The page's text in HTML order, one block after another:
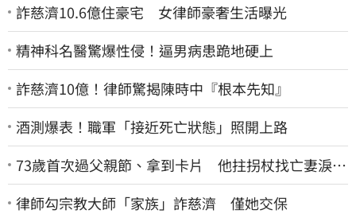
詐慈濟10.6億住豪宅 女律師豪奢生活曝光
精神科名醫驚爆性侵！逼男病患跪地硬上
詐慈濟10億！律師驚揭陳時中『根本先知』
酒測爆表！職軍「接近死亡狀態」照開上路
73歲首次過父親節、拿到卡片 他拄拐杖找亡妻淚：
今天好多人來幫我慶祝
律師勾宗教大師「家族」詐慈濟 僅她交保